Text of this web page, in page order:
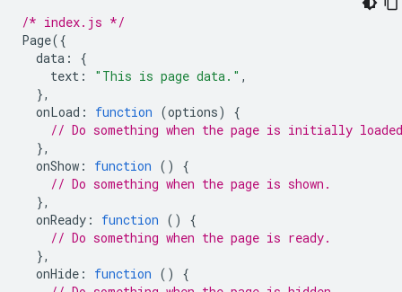
/* index.js */
Page({
data :
{
text : "This is page data." ,
},
onLoad : function (options)
{
// Do something when the page is initially
},
onShow : function ()
{
// Do something when the page is shown.
},
onReady : function ()
{
// Do something when the page is ready.
},
onHide : function ()
{